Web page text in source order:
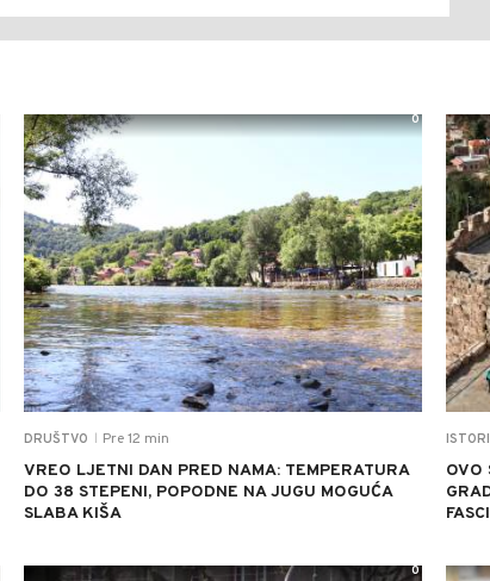
DRUŠTVO Pre 12 min
VREO LJETNI DAN PRED NAMA: TEMPERATURA
DO 38 STEPENI, POPODNE NA JUGU MOGUĆA
SLABA KIŠA
0
OVO
0